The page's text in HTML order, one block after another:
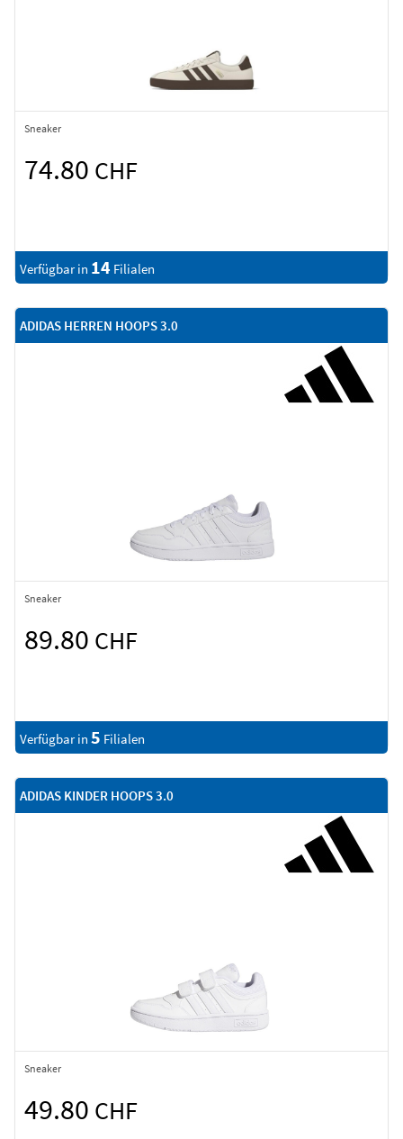
Sneaker
74.80 CHF
Verfügbar in 14 Filialen
ADIDAS HERREN HOOPS 3.0
Sneaker
89.80 CHF
Verfügbar in 5 Filialen
ADIDAS KINDER HOOPS 3.0
Sneaker
49.80 CHF